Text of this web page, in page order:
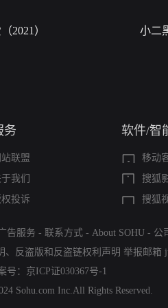
2021） 小二
务
站联盟
我们
权投诉
软件/智
移动
搜狐
搜狐
告服务 - 联系方式 - About SOHU - 公
、 反盗版和反盗链权利声明 举报邮箱
号： 京ICP证030367号-1
Sohu.com Inc.All Rights Reserved.